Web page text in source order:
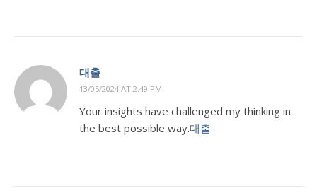
대출
13/05/2024 AT 2:49 PM
Your insights have challenged my thinking in
the best possible way.대출